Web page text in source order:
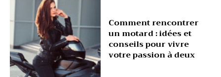
Comment rencontrer
un motard : idées et
conseils pour vivre
votre passion à deux